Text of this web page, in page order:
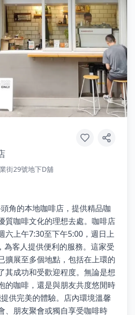
街29號地下D舖
角的本地咖啡店，提供精品咖
質咖啡文化的理想去處。咖啡店
六上午7:30至下午5:00，週日上
為客人提供便利的服務。這家受
擴展至多個地點，包括在上環的
其成功和受歡迎程度。無論是想
的咖啡，還是與朋友共度悠閒時
供完美的體驗。店內環境溫馨
、朋友聚會或獨自享受咖啡時